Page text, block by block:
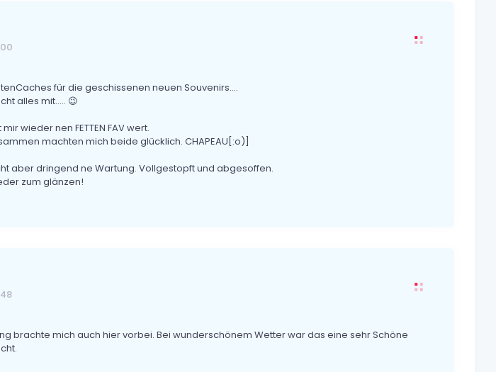
für die geschissenen neuen Souvenirs....
alles mit..... 😉
wieder nen FETTEN FAV wert.
machten mich beide glücklich. CHAPEAU[:o)]
aber dringend ne Wartung. Vollgestopft und abgesoffen.
zum glänzen!
brachte mich auch hier vorbei. Bei wunderschönem Wetter war das eine sehr Schöne